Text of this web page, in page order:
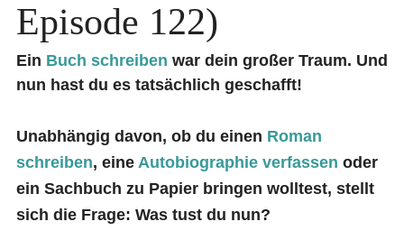
Episode 122)
Ein Buch schreiben war dein großer Traum. Und
nun hast du es tatsächlich geschafft!
Unabhängig davon, ob du einen Roman
schreiben, eine Autobiographie verfassen oder
ein Sachbuch zu Papier bringen wolltest, stellt
sich die Frage: Was tust du nun?